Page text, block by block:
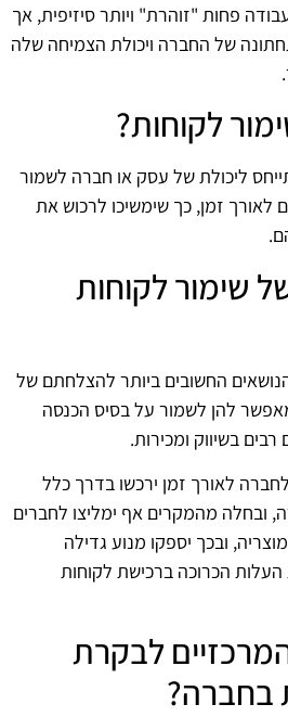
פחות "זוהרת" ויותר סיזיפית, אך
של החברה ויכולת הצמיחה שלה
לקוחות?
ליכולת של עסק או חברה לשמור
לאורך זמן, כך שימשיכו לרכוש את
שימור לקוחות
החשובים ביותר להצלחתם של
להן לשמור על בסיס הכנסה
בשיווק ומכירות.
לאורך זמן ירכשו בדרך כלל
ובחלה מהמקרים אף ימליצו לחברים
ובכך יספקו מנוע גדילה
הכרוכה ברכישת לקוחות
לבקרת
בחברה?